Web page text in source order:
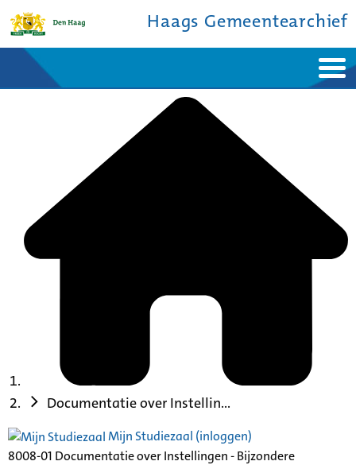
Haags Gemeentearchief
Bronnen en collecties
Documentatie over Instellin...
Mijn Studiezaal (inloggen)
8008-01 Documentatie over Instellingen - Bijzondere